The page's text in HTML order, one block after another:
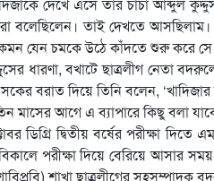
বলেছিলেন। তাই দেখতে
যেন চমকে উঠে কাঁদতে শুরু করে
ধারণা, বখাটে ছাত্রলীগ নেতা
বরাত দিয়ে তিনি বলেন,
মাসের আগে এ ব্যাপারে কিছু বলা
ডিগ্রি দ্বিতীয় বর্ষের পরীক্ষা
পরীক্ষা দিয়ে বেরিয়ে আসার
শাখা ছাত্রলীগের